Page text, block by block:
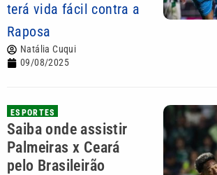
terá vida fácil contra a
Raposa
Natália Cuqui
09/08/2025
ESPORTES
Saiba onde assistir
Palmeiras x Ceará
pelo Brasileirão